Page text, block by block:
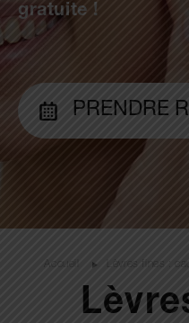
gratuite !
PRENDRE
Accueil Lèvres fines :